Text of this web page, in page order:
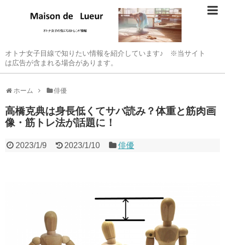
オトナ女子目線で知りたい情報を紹介しています♪ ※当サイト
は広告が含まれる場合があります。
ホーム 俳優
高橋克典は身長低くてサバ読み？体重と筋肉画
像・筋トレ法が話題に！
2023/1/9 2023/1/10 俳優